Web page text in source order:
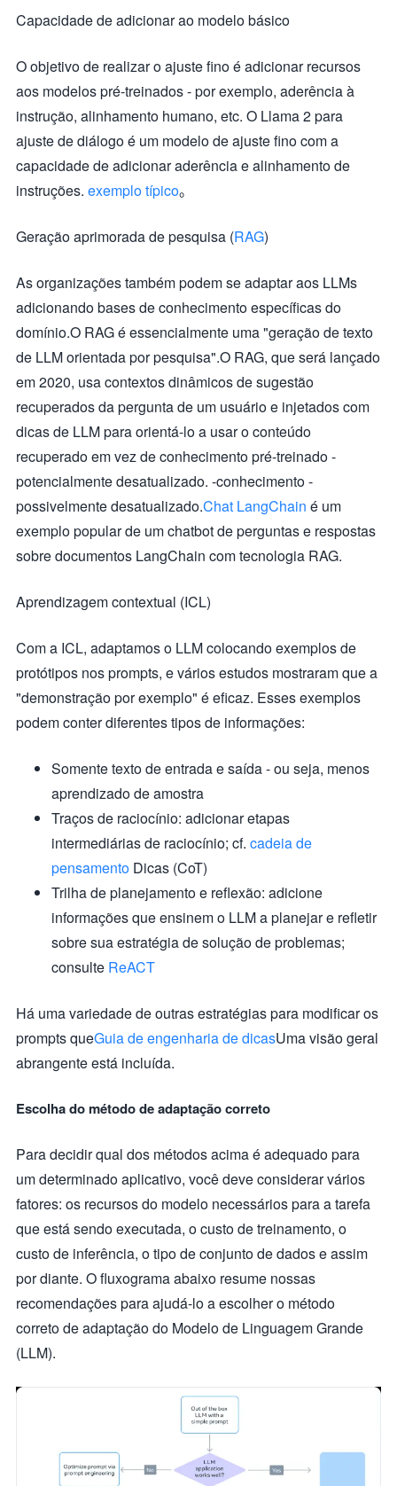
Capacidade de adicionar ao modelo básico
O objetivo de realizar o ajuste fino é adicionar recursos
aos modelos pré-treinados - por exemplo, aderência à
instrução, alinhamento humano, etc. O Llama 2 para
ajuste de diálogo é um modelo de ajuste fino com a
capacidade de adicionar aderência e alinhamento de
instruções. exemplo típico。
Geração aprimorada de pesquisa (RAG)
As organizações também podem se adaptar aos LLMs
adicionando bases de conhecimento específicas do
domínio.O RAG é essencialmente uma "geração de texto
de LLM orientada por pesquisa".O RAG, que será lançado
em 2020, usa contextos dinâmicos de sugestão
recuperados da pergunta de um usuário e injetados com
dicas de LLM para orientá-lo a usar o conteúdo
recuperado em vez de conhecimento pré-treinado -
potencialmente desatualizado. -conhecimento -
possivelmente desatualizado.Chat LangChain é um
exemplo popular de um chatbot de perguntas e respostas
sobre documentos LangChain com tecnologia RAG.
Aprendizagem contextual (ICL)
Com a ICL, adaptamos o LLM colocando exemplos de
protótipos nos prompts, e vários estudos mostraram que a
"demonstração por exemplo" é eficaz. Esses exemplos
podem conter diferentes tipos de informações:
Somente texto de entrada e saída - ou seja, menos
aprendizado de amostra
Traços de raciocínio: adicionar etapas
intermediárias de raciocínio; cf. cadeia de
pensamento Dicas (CoT)
Trilha de planejamento e reflexão: adicione
informações que ensinem o LLM a planejar e refletir
sobre sua estratégia de solução de problemas;
consulte ReACT
Há uma variedade de outras estratégias para modificar os
prompts queGuia de engenharia de dicasUma visão geral
abrangente está incluída.
Escolha do método de adaptação correto
Para decidir qual dos métodos acima é adequado para
um determinado aplicativo, você deve considerar vários
fatores: os recursos do modelo necessários para a tarefa
que está sendo executada, o custo de treinamento, o
custo de inferência, o tipo de conjunto de dados e assim
por diante. O fluxograma abaixo resume nossas
recomendações para ajudá-lo a escolher o método
correto de adaptação do Modelo de Linguagem Grande
(LLM).